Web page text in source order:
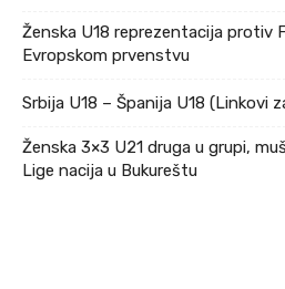
Ženska U18 reprezentacija protiv
Evropskom prvenstvu
Srbija U18 – Španija U18 (Linkovi
Ženska 3×3 U21 druga u grupi,
Lige nacija u Bukureštu